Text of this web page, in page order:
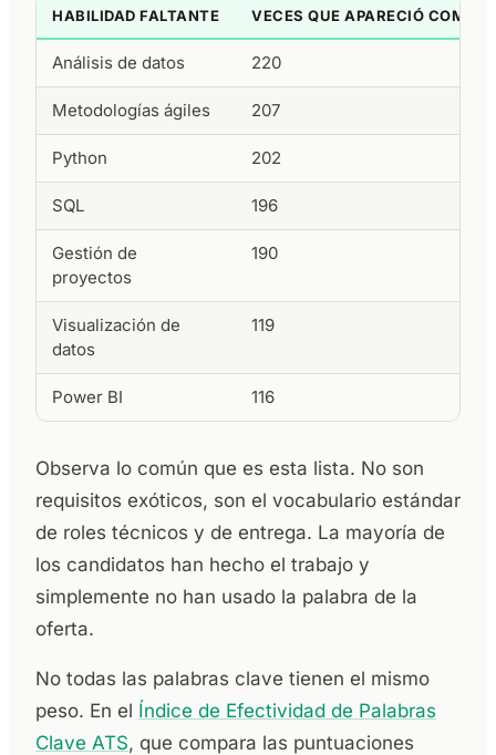
HABILIDAD FALTANTE VECES QUE APARECIÓ COMO
Análisis de datos 220
Metodologías ágiles 207
Python 202
SQL 196
Gestión de
proyectos
190
Visualización de
datos
119
Power BI 116
Observa lo común que es esta lista. No son
requisitos exóticos, son el vocabulario estándar
de roles técnicos y de entrega. La mayoría de
los candidatos han hecho el trabajo y
simplemente no han usado la palabra de la
oferta.
No todas las palabras clave tienen el mismo
peso. En el Índice de Efectividad de Palabras
Clave ATS, que compara las puntuaciones